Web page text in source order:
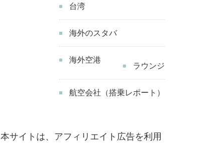
台湾
海外のスタバ
海外空港
ラウンジ
航空会社（搭乗レポート）
本サイトは、アフィリエイト広告を利用